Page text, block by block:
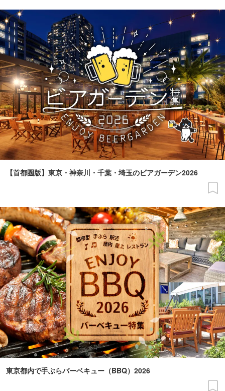
【首都圏版】東京・神奈川・千葉・埼玉のビアガーデン2026
東京都内で手ぶらバーベキュー（BBQ）2026